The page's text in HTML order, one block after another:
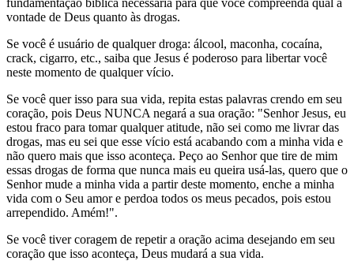
vontade de Deus quanto às drogas.
Se você é usuário de qualquer droga: álcool, maconha, cocaína,
crack, cigarro, etc., saiba que Jesus é poderoso para libertar você
neste momento de qualquer vício.
Se você quer isso para sua vida, repita estas palavras crendo em seu
coração, pois Deus NUNCA negará a sua oração: "Senhor Jesus, eu
estou fraco para tomar qualquer atitude, não sei como me livrar das
drogas, mas eu sei que esse vício está acabando com a minha vida e
não quero mais que isso aconteça. Peço ao Senhor que tire de mim
essas drogas de forma que nunca mais eu queira usá-las, quero que o
Senhor mude a minha vida a partir deste momento, enche a minha
vida com o Seu amor e perdoa todos os meus pecados, pois estou
arrependido. Amém!".
Se você tiver coragem de repetir a oração acima desejando em seu
coração que isso aconteça, Deus mudará a sua vida.